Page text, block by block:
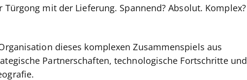
mit der Lieferung. Spannend? Absolut. Komplex?
dieses komplexen Zusammenspiels aus
Partnerschaften, technologische Fortschritte und